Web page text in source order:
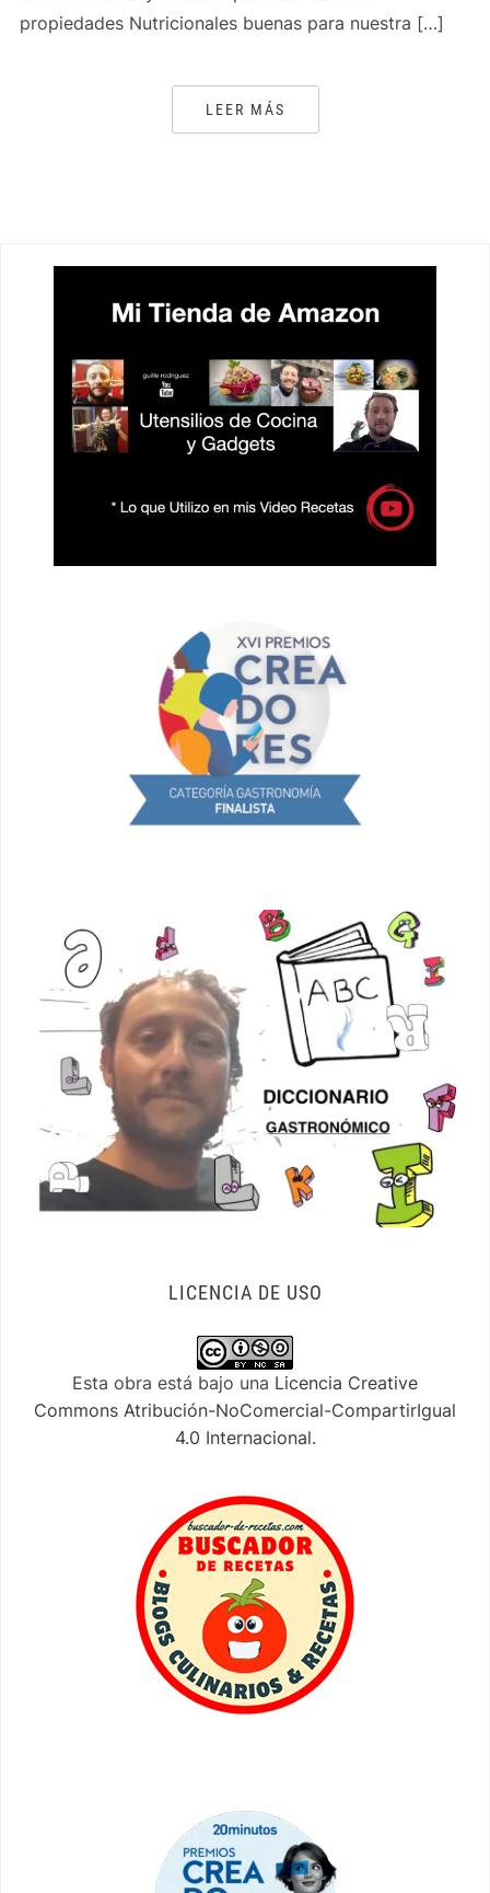
propiedades Nutricionales buenas para nuestra […]
LEER MÁS
LICENCIA DE USO
Esta obra está bajo una Licencia Creative
Commons Atribución-NoComercial-CompartirIgual
4.0 Internacional.